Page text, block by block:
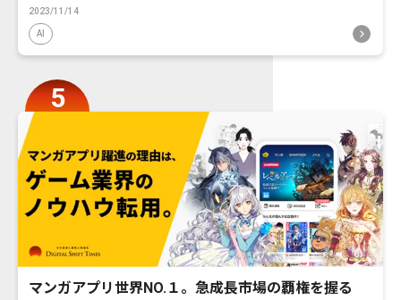
2023/11/14
AI
マンガアプリ世界NO.１。急成長市場の覇権を握る